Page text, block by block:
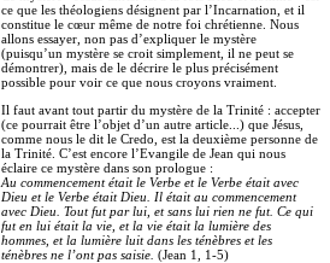
ce que les théologiens désignent par l’Incarnation, et il
constitue le cœur même de notre foi chrétienne. Nous
allons essayer, non pas d’expliquer le mystère
(puisqu’un mystère se croit simplement, il ne peut se
démontrer), mais de le décrire le plus précisément
possible pour voir ce que nous croyons vraiment.
Il faut avant tout partir du mystère de la Trinité : accepter
(ce pourrait être l’objet d’un autre article...) que Jésus,
comme nous le dit le Credo, est la deuxième personne de
la Trinité. C’est encore l’Evangile de Jean qui nous
éclaire ce mystère dans son prologue :
Au commencement était le Verbe et le Verbe était avec
Dieu et le Verbe était Dieu. Il était au commencement
avec Dieu. Tout fut par lui, et sans lui rien ne fut. Ce qui
fut en lui était la vie, et la vie était la lumière des
hommes, et la lumière luit dans les ténèbres et les
ténèbres ne l’ont pas saisie. (Jean 1, 1-5)